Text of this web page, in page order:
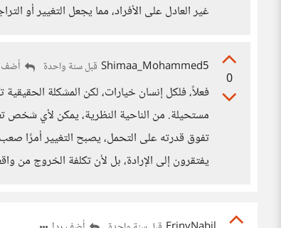
غير العادل على الأفراد، مما يجعل التغيير أو
0
Shimaa_Mohammed5 قبل سنة واحدة أضف
فعلاً، فلكل إنسان خيارات، لكن المشكلة
مستحيلة. من الناحية النظرية، يمكن لأي شخص
تفوق قدرته على التحمل، يصبح التغيير أمرًا
يفتقرون إلى الإرادة، بل لأن تكلفة الخروج من